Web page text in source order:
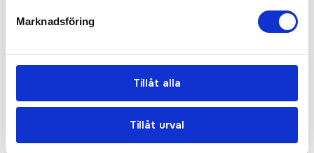
Marknadsföring
Tillåt alla
Tillåt urval